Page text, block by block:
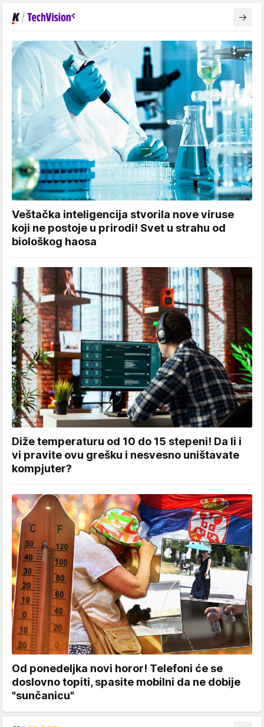
Veštačka inteligencija stvorila nove viruse
koji ne postoje u prirodi! Svet u strahu od
biološkog haosa
Diže temperaturu od 10 do 15 stepeni! Da li i
vi pravite ovu grešku i nesvesno uništavate
kompjuter?
Od ponedeljka novi horor! Telefoni će se
doslovno topiti, spasite mobilni da ne dobije
"sunčanicu"